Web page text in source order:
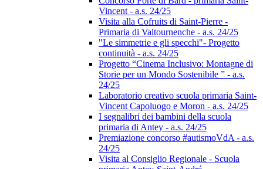
Vincent - a.s. 24/25
Visita alla Cofruits di Saint-Pierre -
Primaria di Valtournenche - a.s. 24/25
"Le simmetrie e gli specchi"- Progetto
continuità - a.s. 24/25
Progetto “Cinema Inclusivo: Montagne di
Storie per un Mondo Sostenibile ” - a.s.
24/25
Laboratorio creativo scuola primaria Saint-
Vincent Capoluogo e Moron - a.s. 24/25
I segnalibri dei bambini della scuola
primaria di Antey - a.s. 24/25
Premiazione concorso #autismoVdA - a.s.
24/25
Visita al Consiglio Regionale - Scuola